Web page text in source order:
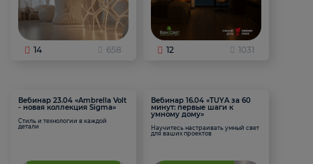
14 658 12 1031
Вебинар 23.04 «Ambrella Volt
- новая коллекция Sigma»
Стиль и технологии в каждой
детали
Вебинар 16.04 «TUYA за 60
минут: первые шаги к
умному дому»
Научитесь настраивать умный свет
для ваших проектов